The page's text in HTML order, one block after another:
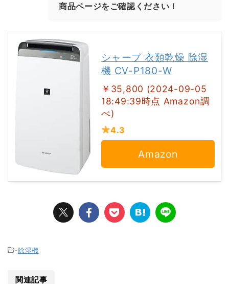
商品ページをご確認ください！
シャープ 衣類乾燥 除湿
機 CV-P180-W
￥35,800 (2024-09-05
18:49:39時点 Amazon調
べ)
4.3
Amazon
-除湿機
関連記事